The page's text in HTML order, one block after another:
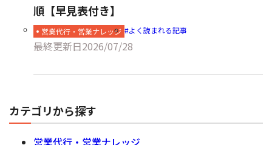
順【早見表付き】
営業代行・営業ナレッジ よく読まれる記事
最終更新日2026/07/28
カテゴリから探す
営業代行・営業ナレッジ